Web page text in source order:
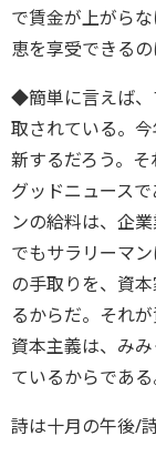
で賃金が上がら
恵を享受できる
◆簡単に言えば、
取されている。
新するだろう。
グッドニュース
ンの給料は、企
でもサラリーマ
の手取りを、資
るからだ。それ
資本主義は、み
ているからである
詩は十月の午後/